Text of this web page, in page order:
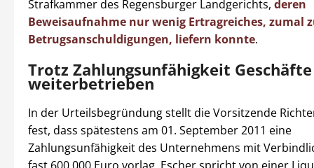
Strafkammer des Regensburger Landgerichts, deren
Beweisaufnahme nur wenig Ertragreiches, zumal
Betrugsanschuldigungen, liefern konnte.
Trotz Zahlungsunfähigkeit Geschäfte
weiterbetrieben
In der Urteilsbegründung stellt die Vorsitzende
fest, dass spätestens am 01. September 2011 eine
Zahlungsunfähigkeit des Unternehmens mit